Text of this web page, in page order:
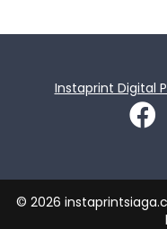
Instaprint Digital
© 2026